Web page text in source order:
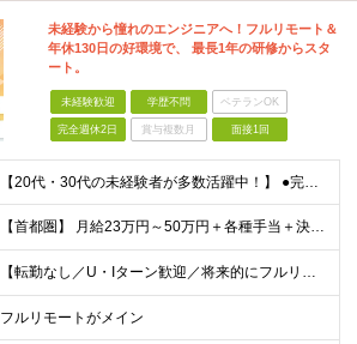
未経験から憧れのエンジニアへ！フルリモート＆
年休130日の好環境で、 最長1年の研修からスタ
ート。
未経験歓迎 学歴不問 ベテランOK
完全週休2日 賞与複数月 面接1回
【20代・30代の未経験者が多数活躍中！】 ●完全未経験、第二新卒、既卒、フリーターの方大歓迎！ ●学歴・職歴・転職回数・ブランク一切不問 ※34歳までの方（若年層の長期キャリア形成を図るため） ★
【首都圏】 月給23万円～50万円＋各種手当＋決算賞与 【大阪】 月給22万円～50万円＋各種手当＋決算賞与 【愛知】 月給21.5万円～50万円＋各種手当＋決算賞与 【福岡・宮城】 月給20万
【転勤なし／U・Iターン歓迎／将来的にフルリモートOK】 本社（新宿区）、大阪支店、名古屋支店または東京都・神奈川県・千葉県・埼玉県・愛知県・大阪府・福岡県をはじめ、全国のプロジェクト先 ※ご希望を
フルリモートがメイン